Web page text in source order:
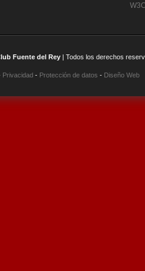
Fuente del Rey| Todos los derechos
Privacidad - Protección de datos - Diseño Web